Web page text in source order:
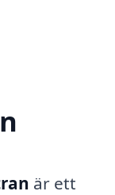
är ett